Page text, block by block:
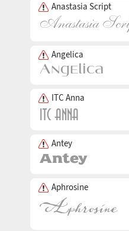
Anastasia Script
Angelica
ITC Anna
Antey
Aphrosine